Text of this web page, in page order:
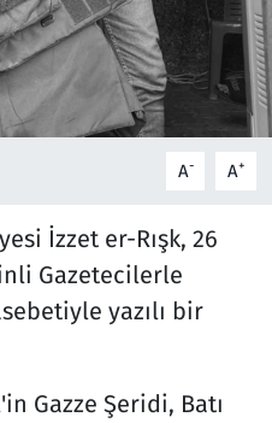
A- A+
İzzet er-Rışk, 26
Gazetecilerle
yazılı bir
Gazze Şeridi, Batı